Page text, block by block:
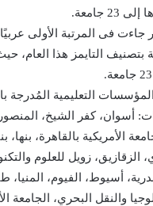
جاءت فى المرتبة الأولى
بتصنيف التايمز هذا العام،
التعليمية المُدرجة
جامعات: أسوان، كفر الشيخ،
الأمريكية بالقاهرة،
الزقازيق، زويل للعلوم
أسيوط، الفيوم، المنيا،
والنقل البحري، الجامعة